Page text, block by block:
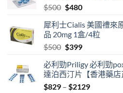
$500 Original
was:
$500.
$480Current
is:
$480.
犀利士Cialis 美國禮來
品 20mg 1盒/4粒
$500 Original
was:
$500.
$399Current
is:
$399.
必利勁Priligy 必利勁
達泊西汀片【香港藥店
$829 – $2129Price